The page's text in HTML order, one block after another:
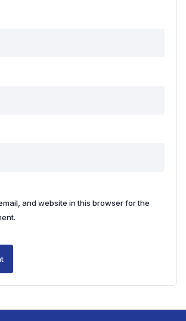
and website in this browser for the